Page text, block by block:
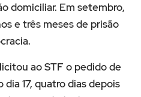
domiciliar. Em setembro,
e três meses de prisão
ao STF o pedido de
17, quatro dias depois